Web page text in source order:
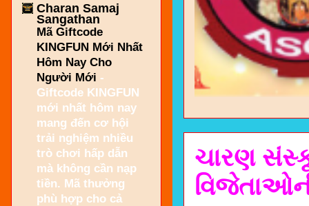
ચારણ
Charan Samaj
Sangathan
Mã Giftcode
KINGFUN Mới Nhất
Hôm Nay Cho
Người Mới -
Giftcode KINGFUN
mới nhất hôm nay
mang đến cơ hội
trải nghiệm nhiều
trò chơi hấp dẫn
mà không cần nạp
tiền. Mã thưởng
phù hợp cho cả